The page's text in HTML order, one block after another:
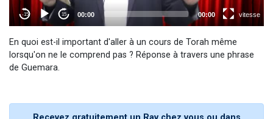
En quoi est-il important d'aller à un cours de Torah même
lorsqu'on ne le comprend pas ? Réponse à travers une phrase
de Guemara.